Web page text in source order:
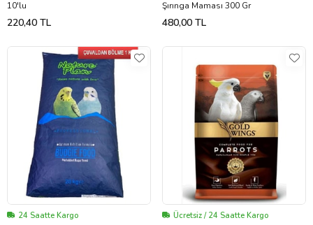
10'lu
220,40 TL
Şırınga Maması 300 Gr
480,00 TL
24 Saatte Kargo Ücretsiz / 24 Saatte Kargo